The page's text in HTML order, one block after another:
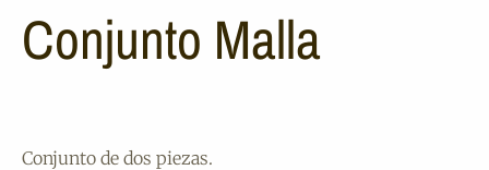
Conjunto Malla
Conjunto de dos piezas.